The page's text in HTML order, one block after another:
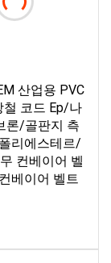
산업용 PVC
코드 Ep/나
론/골판지 측
리에스테르/
컨베이어 벨
베이어 벨트